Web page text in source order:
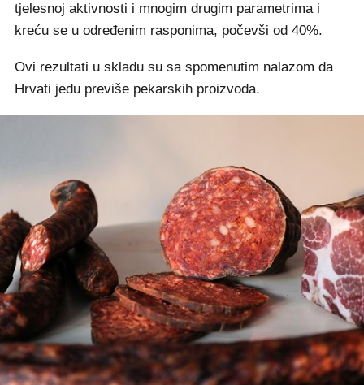
tjelesnoj aktivnosti i mnogim drugim parametrima i
kreću se u određenim rasponima, počevši od 40%.
Ovi rezultati u skladu su sa spomenutim nalazom da
Hrvati jedu previše pekarskih proizvoda.